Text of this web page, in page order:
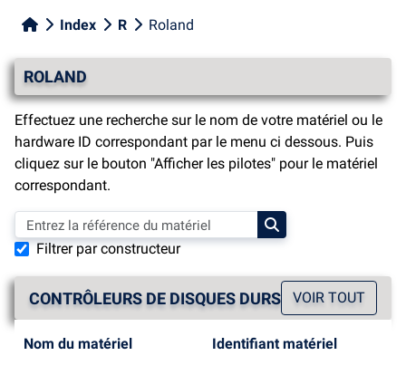
Index R Roland
ROLAND
Effectuez une recherche sur le nom de votre matériel ou le
hardware ID correspondant par le menu ci dessous. Puis
cliquez sur le bouton "Afficher les pilotes" pour le matériel
correspondant.
Filtrer par constructeur
CONTRÔLEURS DE DISQUES DURS VOIR TOUT
Nom du matériel Identifiant matériel